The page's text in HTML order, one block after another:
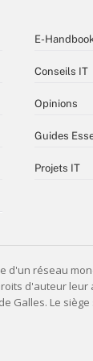
E-
Conseils IT
Opinions
Guides
Projets IT